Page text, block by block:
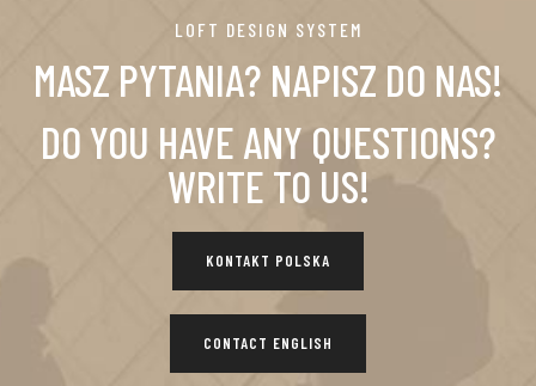
LOFT DESIGN SYSTEM
MASZ PYTANIA? NAPISZ DO NAS!
DO YOU HAVE ANY QUESTIONS?
WRITE TO US!
KONTAKT POLSKA
CONTACT ENGLISH